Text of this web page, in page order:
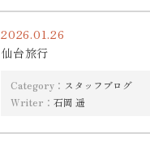
2026.01.26
仙台旅行
Category： スタッフブログ
Writer： 石岡 遥